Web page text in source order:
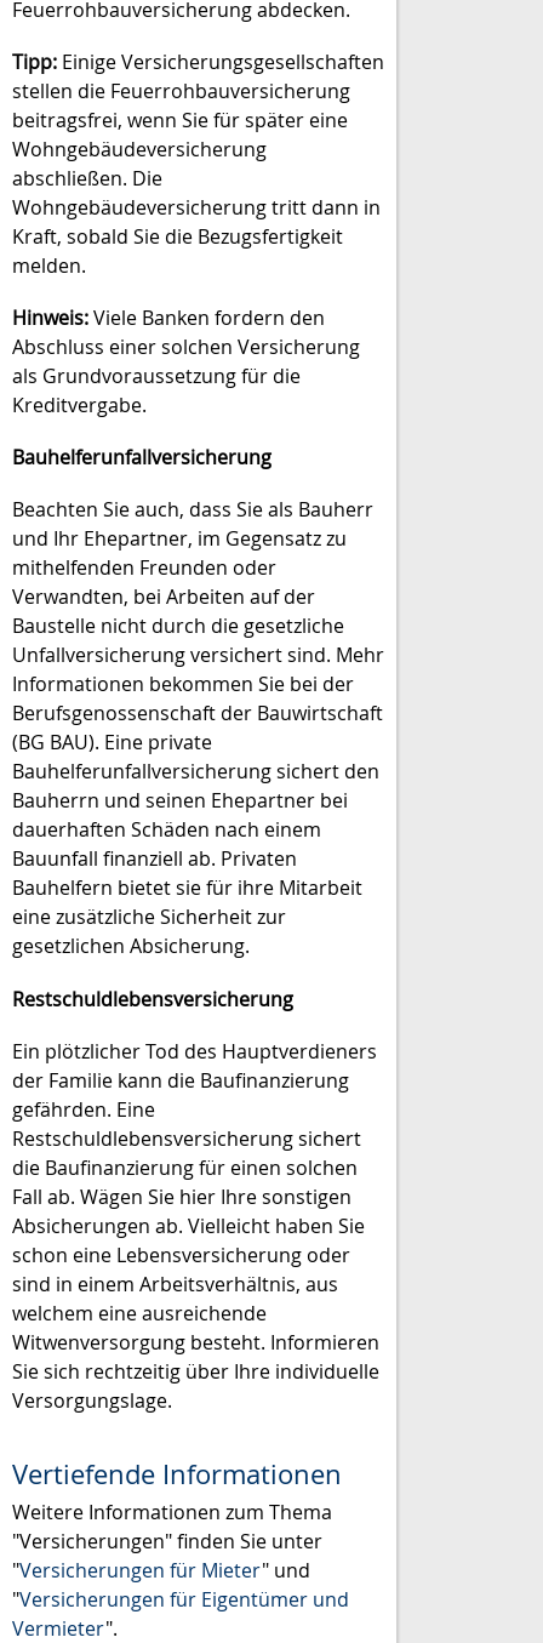
Feuerrohbauversicherung abdecken.
Tipp: Einige Versicherungsgesellschaften
stellen die Feuerrohbauversicherung
beitragsfrei, wenn Sie für später eine
Wohngebäudeversicherung
abschließen. Die
Wohngebäudeversicherung tritt dann in
Kraft, sobald Sie die Bezugsfertigkeit
melden.
Hinweis:Viele Banken fordern den
Abschluss einer solchen Versicherung
als Grundvoraussetzung für die
Kreditvergabe.
Bauhelferunfallversicherung
Beachten Sie auch, dass Sie als Bauherr
und Ihr Ehepartner, im Gegensatz zu
mithelfenden Freunden oder
Verwandten, bei Arbeiten auf der
Baustelle nicht durch die gesetzliche
Unfallversicherung versichert sind. Mehr
Informationen bekommen Sie bei der
Berufsgenossenschaft der Bauwirtschaft
(BG BAU). Eine private
Bauhelferunfallversicherung sichert den
Bauherrn und seinen Ehepartner bei
dauerhaften Schäden nach einem
Bauunfall finanziell ab. Privaten
Bauhelfern bietet sie für ihre Mitarbeit
eine zusätzliche Sicherheit zur
gesetzlichen Absicherung.
Restschuldlebensversicherung
Ein plötzlicher Tod des Hauptverdieners
der Familie kann die Baufinanzierung
gefährden. Eine
Restschuldlebensversicherung sichert
die Baufinanzierung für einen solchen
Fall ab. Wägen Sie hier Ihre sonstigen
Absicherungen ab. Vielleicht haben Sie
schon eine Lebensversicherung oder
sind in einem Arbeitsverhältnis, aus
welchem eine ausreichende
Witwenversorgung besteht. Informieren
Sie sich rechtzeitig über Ihre individuelle
Versorgungslage.
Vertiefende Informationen
Weitere Informationen zum Thema
"Versicherungen" finden Sie unter
"Versicherungen für Mieter" und
"Versicherungen für Eigentümer und
Vermieter".